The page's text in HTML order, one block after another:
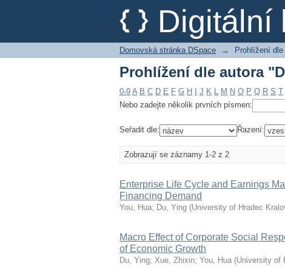
Digitální
Prohlížení dle autora
Domovská stránka DSpace → Prohlížení dle
Prohlížení dle autora
0-9 A B C D E F G H J K L M N O P Q R S T
Nebo zadejte několik prvních písmen:
Seřadit dle: Řazení:
Zobrazují se záznamy 1-2 z 2
Enterprise Life Cycle and Earnings
Financing Demand
You, Hua; Du, Ying (University of Hradec
Macro Effect of Corporate Social
of Economic Growth
Du, Ying; Xue, Zhixin; You, Hua (University of